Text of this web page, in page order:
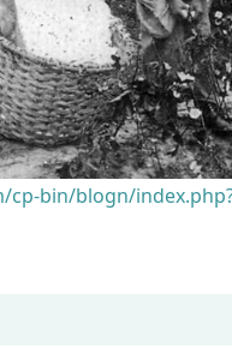
cp-bin/blogn/